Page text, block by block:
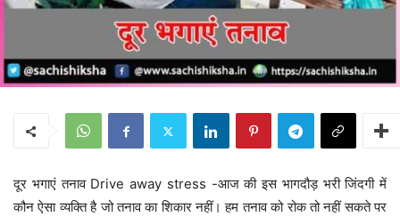
दूर भगाएं तनाव Drive away stress -आज की इस भागदौड़ भरी जिंदगी में
कौन ऐसा व्यक्ति है जो तनाव का शिकार नहीं। हम तनाव को रोक तो नहीं सकते पर